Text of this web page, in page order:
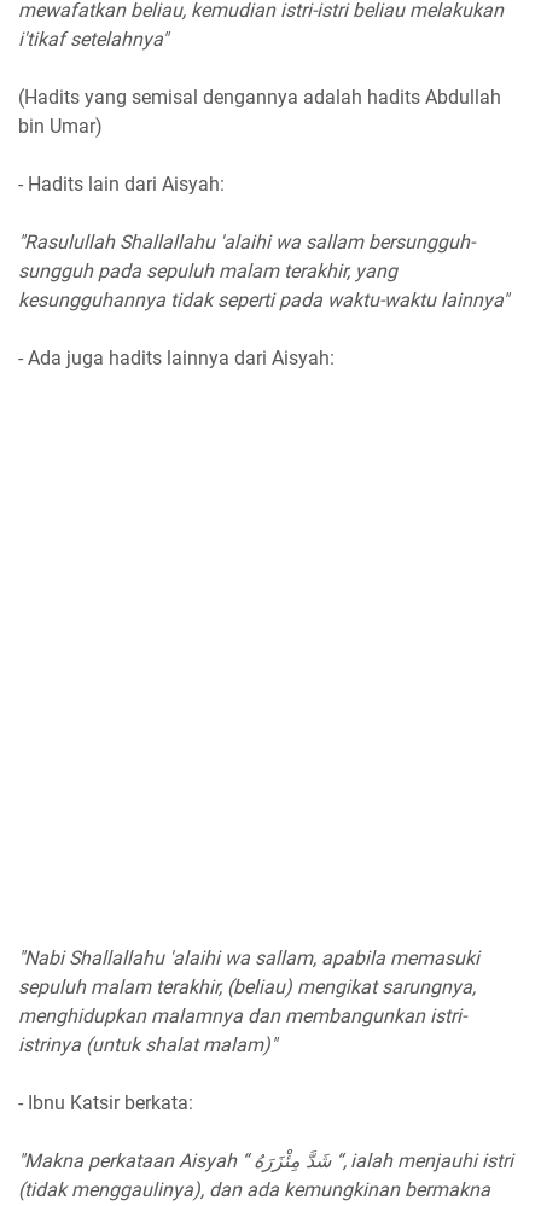
mewafatkan beliau, kemudian istri-istri beliau melakukan
i'tikaf setelahnya"
(Hadits yang semisal dengannya adalah hadits Abdullah
bin Umar)
- Hadits lain dari Aisyah:
"Rasulullah Shallallahu 'alaihi wa sallam bersungguh-
sungguh pada sepuluh malam terakhir, yang
kesungguhannya tidak seperti pada waktu-waktu lainnya"
- Ada juga hadits lainnya dari Aisyah:
"Nabi Shallallahu 'alaihi wa sallam, apabila memasuki
sepuluh malam terakhir, (beliau) mengikat sarungnya,
menghidupkan malamnya dan membangunkan istri-
istrinya (untuk shalat malam)"
- Ibnu Katsir berkata:
"Makna perkataan Aisyah “ شَدَّ مِئْزَرَهُ “, ialah menjauhi istri
(tidak menggaulinya), dan ada kemungkinan bermakna